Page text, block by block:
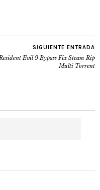
SIGUIENTE ENTRADA
Evil 9 Bypass Fix Steam Rip
Multi Torrent